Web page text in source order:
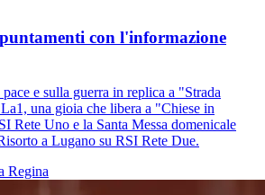
con l'informazione
e sulla guerra in replica a "Strada
una gioia che libera a "Chiese in
Rete Uno e la Santa Messa domenicale
a Lugano su RSI Rete Due.
Regina